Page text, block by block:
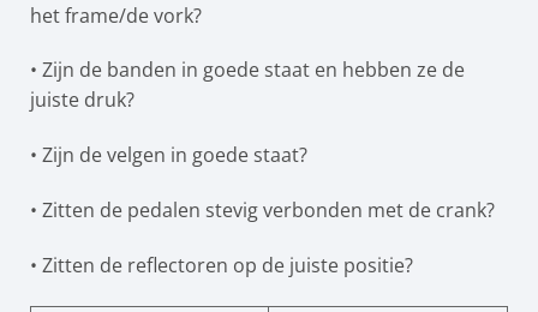
het frame/de vork?
• Zijn de banden in goede staat en hebben ze de
juiste druk?
• Zijn de velgen in goede staat?
• Zitten de pedalen stevig verbonden met de crank?
• Zitten de reflectoren op de juiste positie?